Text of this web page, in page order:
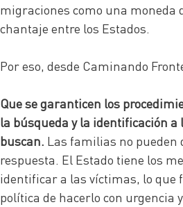
migraciones como una moneda
chantaje entre los Estados.
Por eso, desde Caminando
Que se garanticen los
la búsqueda y la identificación
buscan. Las familias no pueden
respuesta. El Estado tiene los
identificar a las víctimas, lo que
política de hacerlo con urgencia